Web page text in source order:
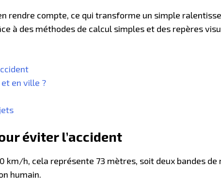
rendre compte, ce qui transforme un simple
à des méthodes de calcul simples et des repères
en ville ?
éviter l’accident
km/h, cela représente 73 mètres, soit deux bandes
humain.